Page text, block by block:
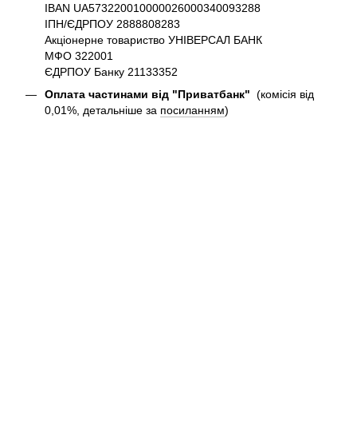
IBAN UA573220010000026000340093288
ІПН/ЄДРПОУ 2888808283
Акціонерне товариство УНІВЕРСАЛ БАНК
МФО 322001
ЄДРПОУ Банку 21133352
Оплата частинами від "Приватбанк" (комісія від
0,01%, детальніше за посиланням)